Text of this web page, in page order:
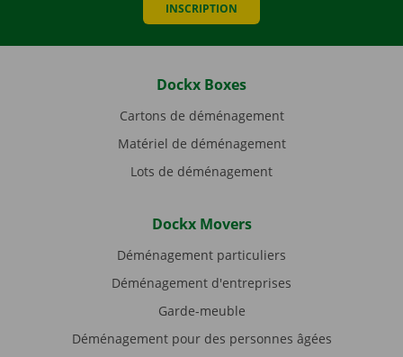
INSCRIPTION
Dockx Boxes
Cartons de déménagement
Matériel de déménagement
Lots de déménagement
Dockx Movers
Déménagement particuliers
Déménagement d'entreprises
Garde-meuble
Déménagement pour des personnes âgées